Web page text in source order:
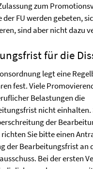
zum
FU werden gebeten,
sind aber nicht dazu
für die
legt eine
fest. Viele
Belastungen die
nicht einhalten.
der
Sie bitte einen
der Bearbeitungsfrist an
Bei der ersten